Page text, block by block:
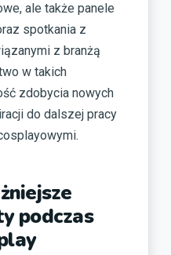
ale także panele
spotkania z
z branżą
w takich
zdobycia nowych
do dalszej pracy
podczas